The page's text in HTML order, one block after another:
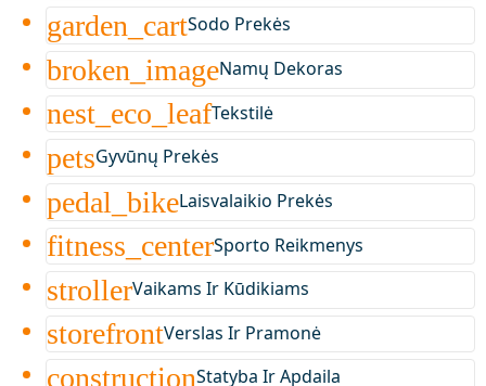
garden_cartSodo Prekės
broken_imageNamų Dekoras
nest_eco_leafTekstilė
petsGyvūnų Prekės
pedal_bikeLaisvalaikio Prekės
fitness_centerSporto Reikmenys
strollerVaikams Ir Kūdikiams
storefrontVerslas Ir Pramonė
constructionStatyba Ir Apdaila